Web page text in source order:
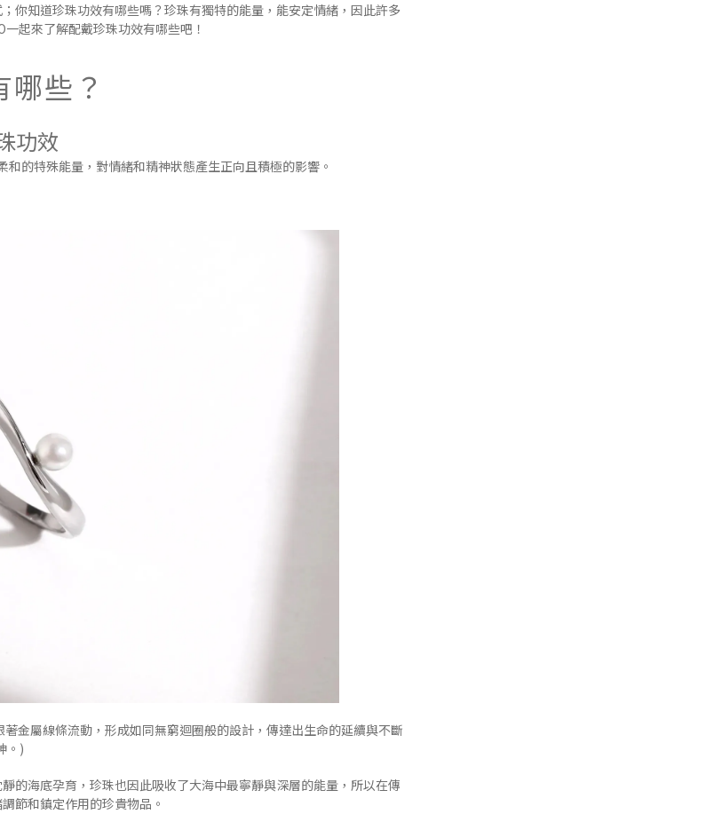
你知道珍珠功效有哪些嗎？珍珠有獨特的能量，能安定情緒，因此許多
起來了解配戴珍珠功效有哪些吧！
些？
功效
的特殊能量，對情緒和精神狀態產生正向且積極的影響。
金屬線條流動，形成如同無窮迴圈般的設計，傳達出生命的延續與不斷
。)
的海底孕育，珍珠也因此吸收了大海中最寧靜與深層的能量，所以在傳
節和鎮定作用的珍貴物品。